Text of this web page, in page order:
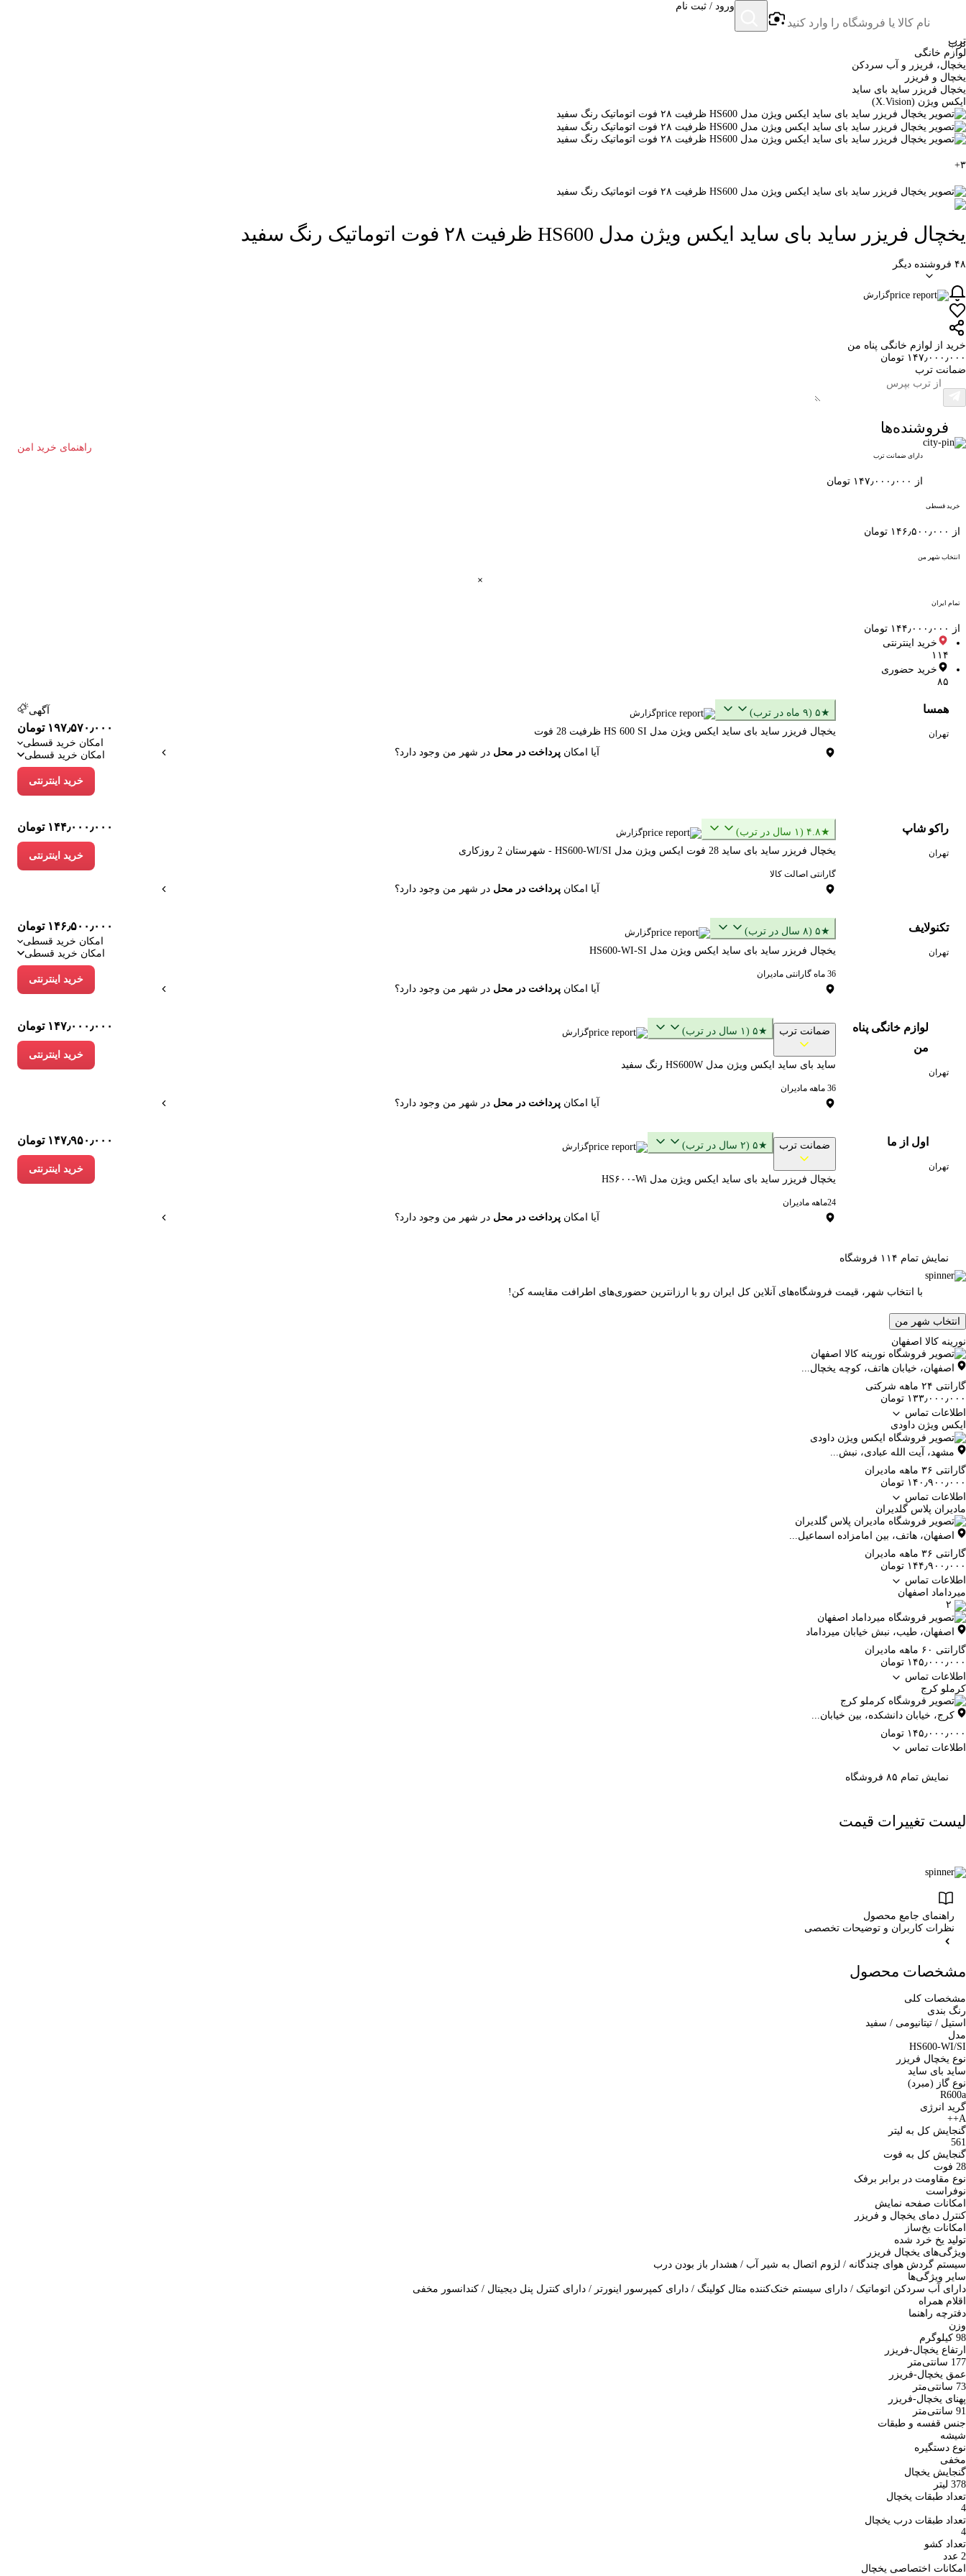
ترب
ورود / ثبت نام
ترب
لوازم خانگی
یخچال، فریزر و آب سردکن
یخچال و فریزر
یخچال فریزر ساید بای ساید
ایکس ویژن (X.Vision)
۳+
یخچال فریزر ساید بای ساید ایکس ویژن مدل HS600 ظرفیت ۲۸ فوت اتوماتیک رنگ سفید
۴۸ فروشنده دیگر
گزارش
خرید از لوازم خانگی پناه من
۱۴۷٫۰۰۰٫۰۰۰ تومان
ضمانت ترب
فروشنده‌ها
راهنمای خرید امن
دارای ضمانت ترب
از ۱۴۷٫۰۰۰٫۰۰۰ تومان
خرید قسطی
از ۱۴۶٫۵۰۰٫۰۰۰ تومان
انتخاب شهر من
تمام ایران
از ۱۴۴٫۰۰۰٫۰۰۰ تومان
خرید اینترنتی
۱۱۴
خرید حضوری
۸۵
همسا
تهران
★۵ (۹ ماه در ترب) گزارش
یخچال فریزر ساید بای ساید ایکس ویژن مدل HS 600 SI ظرفیت 28 فوت
آیا امکانپرداخت در محل در شهر من وجود دارد؟
آگهی
۱۹۷٫۵۷۰٫۰۰۰ تومان
امکان خرید قسطی
امکان خرید قسطی
خرید اینترنتی
راکو شاپ
تهران
★۴.۸ (۱ سال در ترب) گزارش
یخچال فریزر ساید بای ساید 28 فوت ایکس ویژن مدل HS600-WI/SI - شهرستان 2 روزکاری
گارانتی اصالت کالا
آیا امکانپرداخت در محل در شهر من وجود دارد؟
۱۴۴٫۰۰۰٫۰۰۰ تومان
خرید اینترنتی
تکنولایف
تهران
★۵ (۸ سال در ترب) گزارش
یخچال فریزر ساید بای ساید ایکس ویژن مدل HS600-WI-SI
36 ماه گارانتی مادیران
آیا امکانپرداخت در محل در شهر من وجود دارد؟
۱۴۶٫۵۰۰٫۰۰۰ تومان
امکان خرید قسطی
امکان خرید قسطی
خرید اینترنتی
لوازم خانگی پناه
من
تهران
ضمانت ترب ★۵ (۱ سال در ترب) گزارش
ساید بای ساید ایکس ویژن مدل HS600W رنگ سفید
36 ماهه مادیران
آیا امکانپرداخت در محل در شهر من وجود دارد؟
۱۴۷٫۰۰۰٫۰۰۰ تومان
خرید اینترنتی
اول از ما
تهران
ضمانت ترب ★۵ (۲ سال در ترب) گزارش
یخچال فریزر ساید بای ساید ایکس ویژن مدل HS۶۰۰-Wi
24ماهه مادیران
آیا امکانپرداخت در محل در شهر من وجود دارد؟
۱۴۷٫۹۵۰٫۰۰۰ تومان
خرید اینترنتی
نمایش تمام ۱۱۴ فروشگاه
با انتخاب شهر، قیمت فروشگاه‌های آنلاین کل ایران رو با ارزانترین حضوری‌های اطرافت مقایسه کن!
انتخاب شهر من
نورینه کالا اصفهان
اصفهان، خیابان هاتف، کوچه یخچال...
گارانتی ۲۴ ماهه شرکتی
۱۳۳٫۰۰۰٫۰۰۰ تومان
اطلاعات تماس
ایکس ویژن داودی
مشهد ، آیت الله عبادی، نبش...
گارانتی ۳۶ ماهه مادیران
۱۴۰٫۹۰۰٫۰۰۰ تومان
اطلاعات تماس
مادیران پلاس گلدیران
اصفهان، هاتف، بین امامزاده اسماعیل...
گارانتی ۳۶ ماهه مادیران
۱۴۴٫۹۰۰٫۰۰۰ تومان
اطلاعات تماس
میرداماد اصفهان
۲
اصفهان، طیب، نبش خیابان میرداماد
گارانتی ۶۰ ماهه مادیران
۱۴۵٫۰۰۰٫۰۰۰ تومان
اطلاعات تماس
کرملو کرج
کرج، خیابان دانشکده، بین خیابان...
۱۴۵٫۰۰۰٫۰۰۰ تومان
اطلاعات تماس
نمایش تمام ۸۵ فروشگاه
لیست تغییرات قیمت
راهنمای جامع محصول
نظرات کاربران و توضیحات تخصصی
مشخصات محصول
مشخصات کلی
رنگ بندی
استیل / تیتانیومی / سفید
مدل
HS600-WI/SI
نوع یخچال فریزر
ساید بای ساید
نوع گاز (مبرد)
R600a
گرید انرژی
A++
گنجایش کل به لیتر
561
گنجایش کل به فوت
28 فوت
نوع مقاومت در برابر برفک
نوفراست
امکانات صفحه نمایش
کنترل دمای یخچال و فریزر
امکانات یخ‌ساز
تولید یخ خرد شده
ویژگی‌های یخچال فریزر
سیستم گردش هوای چندگانه / لزوم اتصال به شیر آب / هشدار باز بودن درب
سایر ویژگی‌ها
دارای آب‌ سردکن اتوماتیک / دارای سیستم خنک‌کننده متال کولینگ / دارای کمپرسور اینورتر / دارای کنترل پنل دیجیتال / کندانسور مخفی
اقلام همراه
دفترچه راهنما
وزن
98 کیلوگرم
ارتفاع یخچال-فریزر
177 سانتی‌متر
عمق یخچال-فریزر
73 سانتی‌متر
پهنای یخچال-فریزر
91 سانتی‌متر
جنس قفسه و طبقات
شیشه
نوع دستگیره
مخفی
گنجایش یخچال
378 لیتر
تعداد طبقات یخچال
4
تعداد طبقات درب یخچال
4
تعداد کشو
2 عدد
امکانات اختصاصی یخچال